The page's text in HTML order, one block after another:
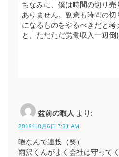
ちなみに、僕は時間の切り売
ありません。副業も時間の切
になるものをやるべきだと考
と、ただただ労働収入一辺倒
盆前の暇人 より:
2019年8月6日 7:31 AM
暇なんで連投（笑）
雨沢くんがよく会社は守って